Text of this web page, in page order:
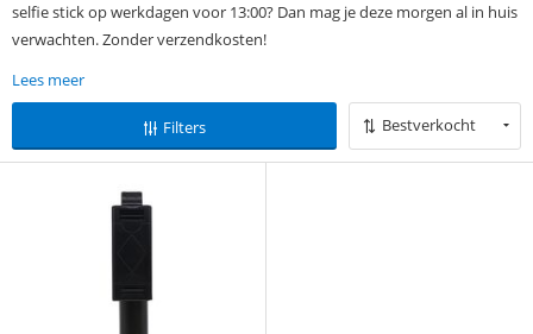
selfie stick op werkdagen voor 13:00? Dan mag je deze morgen al in huis
verwachten. Zonder verzendkosten!
Lees meer
Filters Bestverkocht